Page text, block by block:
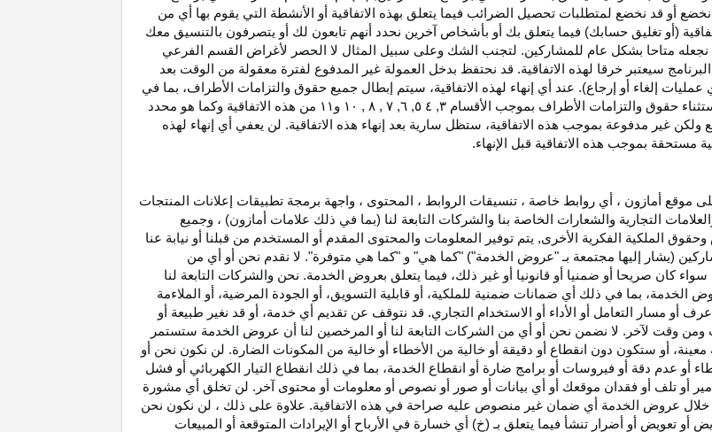
نخضع أو قد نخضع لمتطلبات تحصيل الضرائب فيما يتعلق بهذه الاتفاقية أو الأنشطة التي يقوم بها أي من
(أو تغليق حسابك) فيما يتعلق بك أو بأشخاص آخرين نحدد أنهم تابعون لك أو يتصرفون بالتنسيق معك
نجعله متاحا بشكل عام للمشاركين. لتجنب الشك وعلى سبيل المثال لا الحصر لأغراض القسم الفرعي
هو محدد في سياسات البرنامج سيعتبر خرقا لهذه الاتفاقية. قد نحتفظ بدخل العمولة غير المدفوع لفترة معقولة من الوقت بعد
إلغاء أو إرجاع). عند أي إنهاء لهذه
الاتفاقية، سيتم إبطال جميع حقوق والتزامات الأطراف، بما في
حقوق والتزامات الأطراف بموجب الأقسام ۳, ٤ ٥, ٦, ۷ , ۸ , ۱۰ و۱۱ من هذه الاتفاقية وكما هو محدد
ولكن غير مدفوعة بموجب هذه الاتفاقية، ستظل سارية بعد إنهاء هذه الاتفاقية. لن يعفي أي إنهاء لهذه
بموجب هذه الاتفاقية قبل الإنهاء.
أمازون ، أي روابط خاصة ، تنسيقات الروابط ، المحتوى ، واجهة برمجة تطبيقات إعلانات المنتجات
التجارية والشعارات الخاصة بنا والشركات التابعة لنا (بما في ذلك علامات أمازون) ، وجميع
الملكية الفكرية الأخرى, يتم توفير المعلومات والمحتوى المقدم أو المستخدم من قبلنا أو نيابة عنا
(يشار إليها مجتمعة بـ "عروض الخدمة") "كما هي" و "كما هي متوفرة". لا نقدم نحن أو أي من
سواء كان صريحا أو ضمنيا أو قانونيا أو غير ذلك، فيما يتعلق بعروض الخدمة. نحن والشركات التابعة لنا
بما في ذلك أي ضمانات ضمنية للملكية، أو قابلية التسويق، أو الجودة المرضية، أو الملاءمة
أو مسار التعامل أو الأداء أو الاستخدام التجاري. قد نتوقف عن تقديم أي خدمة، أو قد نغير طبيعة أو
وقت لآخر. لا نضمن نحن أو أي من الشركات التابعة لنا أو المرخصين لنا أن عروض الخدمة ستستمر
أو ستكون دون انقطاع أو دقيقة أو خالية من الأخطاء أو خالية من المكونات الضارة. لن نكون نحن أو
أو عدم دقة أو فيروسات أو برامج ضارة أو انقطاع الخدمة، بما في ذلك انقطاع
التيار الكهربائي أو فشل
أو تلف أو فقدان موقعك أو أي بيانات أو صور أو نصوص أو معلومات أو محتوى آخر. لن تخلق أي مشورة
عروض الخدمة أي ضمان غير منصوص عليه صراحة في هذه الاتفاقية. علاوة على ذلك ، لن نكون نحن
أو تعويض أو أضرار تنشأ فيما يتعلق بـ (خ) أي خسارة في
الأرباح أو الإيرادات المتوقعة أو المبيعات